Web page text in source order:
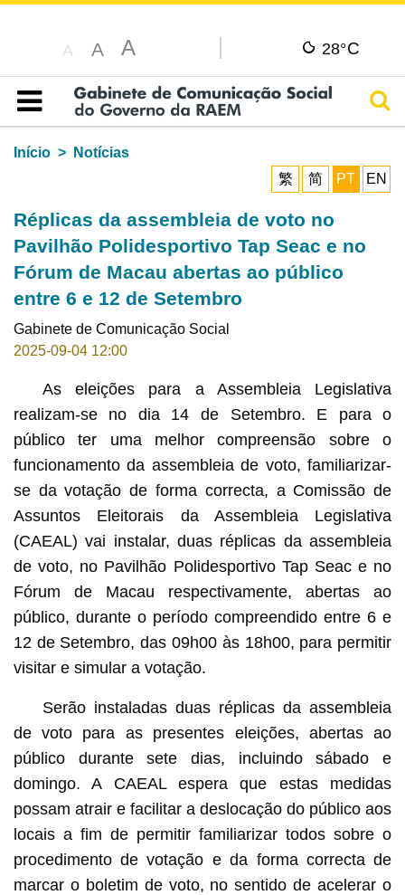
A A A 28°C
Índice
Início
Notícias
繁
简 PT EN
Réplicas da assembleia de voto no
Pavilhão Polidesportivo Tap Seac e no
Fórum de Macau abertas ao público
entre 6 e 12 de Setembro
Gabinete de Comunicação Social
2025-09-04 12:00
As eleições para a Assembleia Legislativa
realizam-se no dia 14 de Setembro. E para o
público ter uma melhor compreensão sobre o
funcionamento da assembleia de voto, familiarizar-
se da votação de forma correcta, a Comissão de
Assuntos Eleitorais da Assembleia Legislativa
(CAEAL) vai instalar, duas réplicas da assembleia
de voto, no Pavilhão Polidesportivo Tap Seac e no
Fórum de Macau respectivamente, abertas ao
público, durante o período compreendido entre 6 e
12 de Setembro, das 09h00 às 18h00, para permitir
visitar e simular a votação.
Serão instaladas duas réplicas da assembleia
de voto para as presentes eleições, abertas ao
público durante sete dias, incluindo sábado e
domingo. A CAEAL espera que estas medidas
possam atrair e facilitar a deslocação do público aos
locais a fim de permitir familiarizar todos sobre o
procedimento de votação e da forma correcta de
marcar o boletim de voto, no sentido de acelerar o